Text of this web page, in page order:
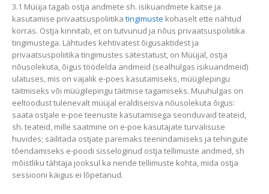
3.1 Müüja tagab ostja andmete sh. isikuandmete kaitse ja
kasutamise privaatsuspoliitika tingimuste kohaselt ette nähtud
korras. Ostja kinnitab, et on tutvunud ja nõus privaatsuspoliitika
tingimustega. Lähtudes kehtivatest õigusaktidest ja
privaatsuspoliitika tingimustes sätestatust, on Müüjal, ostja
nõusolekuta, õigus töödelda andmeid (sealhulgas isikuandmeid)
ulatuses, mis on vajalik e-poes kasutamiseks, müügilepingu
täitmiseks või müügilepingu täitmise tagamiseks. Muuhulgas on
eeltoodust tulenevalt müüjal eraldiseisva nõusolekuta õigus:
saata ostjale e-poe teenuste kasutamisega seonduvaid teateid,
sh. teateid, mille saatmine on e-poe kasutajate turvalisuse
huvides; säilitada ostjate paremaks teenindamiseks ja tehingute
tõendamiseks e-poodi sisseloginud ostja tellimuste andmed, sh
mõistliku tähtaja jooksul ka nende tellimuste kohta, mida ostja
sessiooni käigus ei lõpetanud.